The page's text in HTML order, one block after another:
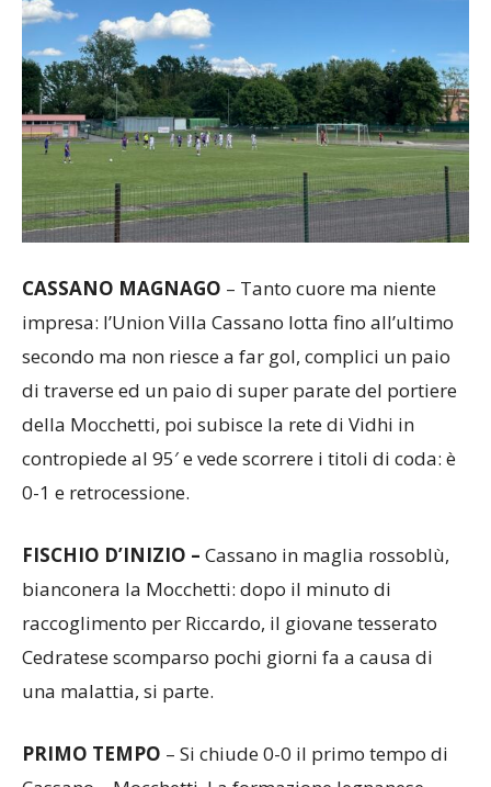
CASSANO MAGNAGO – Tanto cuore ma niente
impresa: l’Union Villa Cassano lotta fino all’ultimo
secondo ma non riesce a far gol, complici un paio
di traverse ed un paio di super parate del portiere
della Mocchetti, poi subisce la rete di Vidhi in
contropiede al 95′ e vede scorrere i titoli di coda: è
0-1 e retrocessione.
FISCHIO D’INIZIO – Cassano in maglia rossoblù,
bianconera la Mocchetti: dopo il minuto di
raccoglimento per Riccardo, il giovane tesserato
Cedratese scomparso pochi giorni fa a causa di
una malattia, si parte.
PRIMO TEMPO – Si chiude 0-0 il primo tempo di